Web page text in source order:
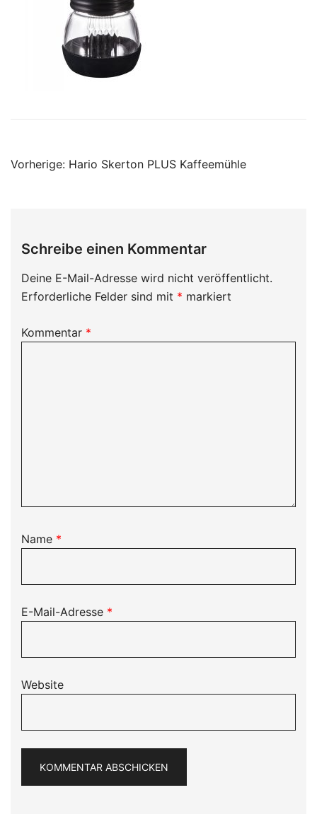
Beitragsnavigation
Vorherige: Hario Skerton PLUS Kaffeemühle
Schreibe einen Kommentar
Deine E-Mail-Adresse wird nicht veröffentlicht.
Erforderliche Felder sind mit * markiert
Kommentar *
Name *
E-Mail-Adresse *
Website